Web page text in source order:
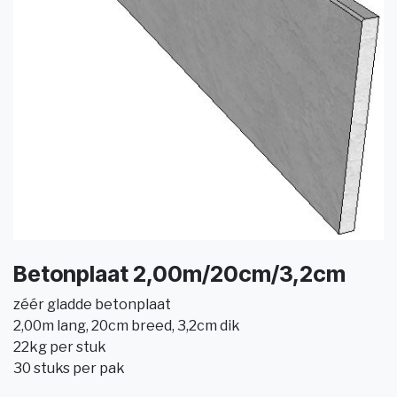
Betonplaat 2,00m/20cm/3,2cm
zéér gladde betonplaat
2,00m lang, 20cm breed, 3,2cm dik
22kg per stuk
30 stuks per pak